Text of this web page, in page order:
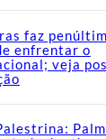
faz
enfrentar o
veja